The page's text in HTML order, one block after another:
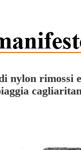
nylon rimossi